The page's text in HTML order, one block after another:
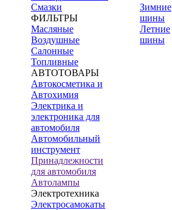
Смазки
ФИЛЬТРЫ
Масляные
Воздушные
Салонные
Топливные
АВТОТОВАРЫ
Автокосметика и
Автохимия
Электрика и
электроника для
автомобиля
Автомобильный
инструмент
Принадлежности
для автомобиля
Автолампы
Электротехника
Электросамокаты
Зимние
шины
Летние
шины